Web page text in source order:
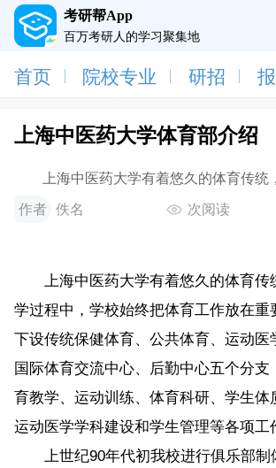
考研帮App
百万考研人的学习聚集地
首页 院校专业 研招
上海中医药大学体育部介绍
上海中医药大学有着悠久的体育传统
学过程中，学校始终把体育工作放在重要
下设传
作者 佚名 次阅读
上海中医药大学有着悠久的体育传
学过程中，学校始终把体育工作放在重
下设传统保健体育、公共体育、运动医
国际体育交流中心、后勤中心五个分支
育教学、运动训练、体育科研、学生体
运动医学学科建设和学生管理等各项工
上世纪90年代初我校进行俱乐部制